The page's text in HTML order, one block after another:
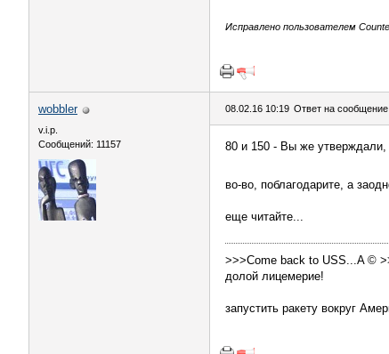
Исправлено пользователем
wobbler
v.i.p.
Сообщений: 11157
08.02.16 10:19 Ответ на сообщение
80 и 150 - Вы же утверждали,
во-во, поблагодарите, а
еще читайте...
>>>Come back to USS...A ©
долой лицемерие!
запустить ракету вокруг